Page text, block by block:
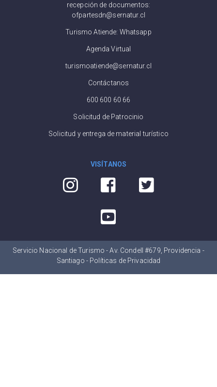
recepción de documentos:
ofpartesdn@sernatur.cl
Turismo Atiende: Whatsapp
Agenda Virtual
turismoatiende@sernatur.cl
Contáctanos
600 600 60 66
Solicitud de Patrocinio
Solicitud y entrega de material turístico
VISÍTANOS
Servicio Nacional de Turismo - Av. Condell #679, Providencia -
Santiago - Políticas de Privacidad